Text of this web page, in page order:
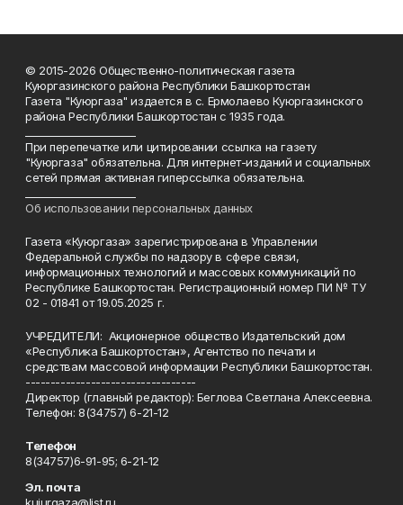
© 2015-2026 Общественно-политическая газета
Куюргазинского района Республики Башкортостан
Газета "Куюргаза" издается в с. Ермолаево Куюргазинского
района Республики Башкортостан с 1935 года.
При перепечатке или цитировании ссылка на газету
"Куюргаза" обязательна. Для интернет-изданий и социальных
сетей прямая активная гиперссылка обязательна.
Об использовании персональных данных
Газета «Куюргаза» зарегистрирована в Управлении
Федеральной службы по надзору в сфере связи,
информационных технологий и массовых коммуникаций по
Республике Башкортостан. Регистрационный номер ПИ № ТУ
02 - 01841 от 19.05.2025 г.
УЧРЕДИТЕЛИ: Акционерное общество Издательский дом
«Республика Башкортостан», Агентство по печати и
средствам массовой информации Республики Башкортостан.
----------------------------------
Директор (главный редактор): Беглова Светлана Алексеевна.
Телефон: 8(34757) 6-21-12
Телефон
8(34757)6-91-95; 6-21-12
Эл. почта